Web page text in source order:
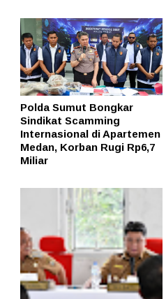
Polda Sumut Bongkar
Sindikat Scamming
Internasional di Apartemen
Medan, Korban Rugi Rp6,7
Miliar